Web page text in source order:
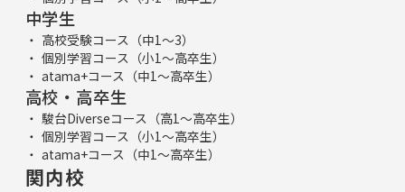
中学生
高校受験コース（中1～3）
個別学習コース（小1～高卒生）
atama+コース（中1～高卒生）
高校・高卒生
駿台Diverseコース（高1～高卒生）
個別学習コース（小1～高卒生）
atama+コース（中1～高卒生）
関内校